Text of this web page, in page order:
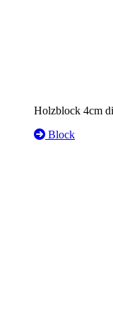
Holzblock 4cm
Block